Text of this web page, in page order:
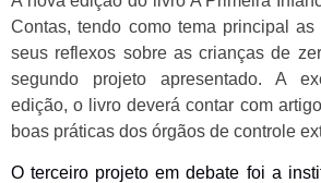
Contas, tendo como tema principal
seus reflexos sobre as crianças de
segundo projeto apresentado. A
edição, o livro deverá contar com
boas práticas dos órgãos de controle
O terceiro projeto em debate foi a